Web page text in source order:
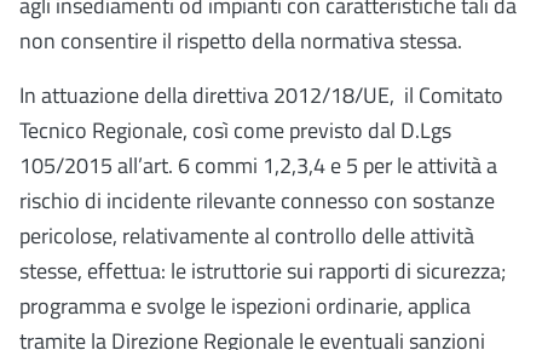
non consentire il rispetto della normativa stessa.
In attuazione della direttiva 2012/18/UE, il Comitato
Tecnico Regionale, così come previsto dal D.Lgs
105/2015 all’art. 6 commi 1,2,3,4 e 5 per le attività a
rischio di incidente rilevante connesso con sostanze
pericolose, relativamente al controllo delle attività
stesse, effettua: le istruttorie sui rapporti di sicurezza;
programma e svolge le ispezioni ordinarie, applica
tramite la Direzione Regionale le eventuali sanzioni